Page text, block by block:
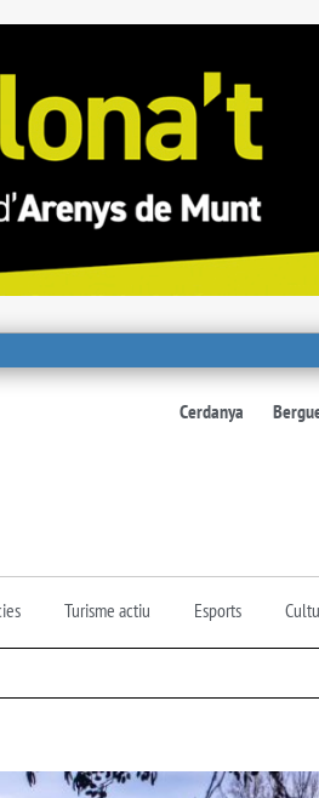
Cerdanya
Turisme actiu Esports